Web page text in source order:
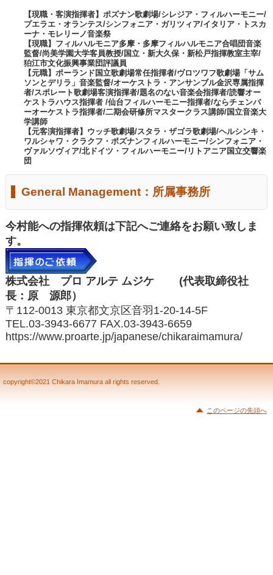
【現職・客演指揮者】ポズナン歌劇場/シレジア・フィルハーモニー/
プエラエ・オランテス/シンフォニア・ガリツィア/イタリア・トスカ
ーナ・モレリーノ音楽祭
【現職】フィルハルモニア多摩・多摩フィルハルモニア合唱団音楽
監督/尚美学園大学客員教授/国立・新大久保・新松戸指揮教室主宰/
狛江市文化振興事業団評議員
【元職】ポーランド国立歌劇場常任指揮者/ヴロツワフ歌劇場「サム
ソンとデリラ」音楽監督/オーケストラ・アンサンブル金沢専属指揮
者/スポレート歌劇場客演指揮者/題名のない音楽会指揮者/読響オー
ケストラハウス指揮者 /仙台フィルハーモニー指揮者/ならチェンバ
ーオーケストラ指揮者/二期会研修所マスタークラス講師/国立音楽大
学講師
【元客演指揮者】ウッチ歌劇場/スタラ・ザゴラ歌劇場/ヘルシンキ・
ワルシャワ・クラクフ・ポズナンフィルハーモニー/シンフォニア・
ヴァルソヴィア/北ドイツ・フィルハーモニー/リトアニア国立交響楽
団
General Management：所属事務所
今村能への指揮依頼は下記へご連絡をお願い致しま
す。
株式会社 プロ アルテ ムジケ (代表取締役社
長：原 源郎）
〒112-0013 東京都文京区音羽1-20-14-5F
TEL.03-3943-6677 FAX.03-3943-6659
https://www.proarte.jp/japanese/chikaraimamura/
copyright©2021 Chikara Imamura all rights reserved.
このページの先頭へ